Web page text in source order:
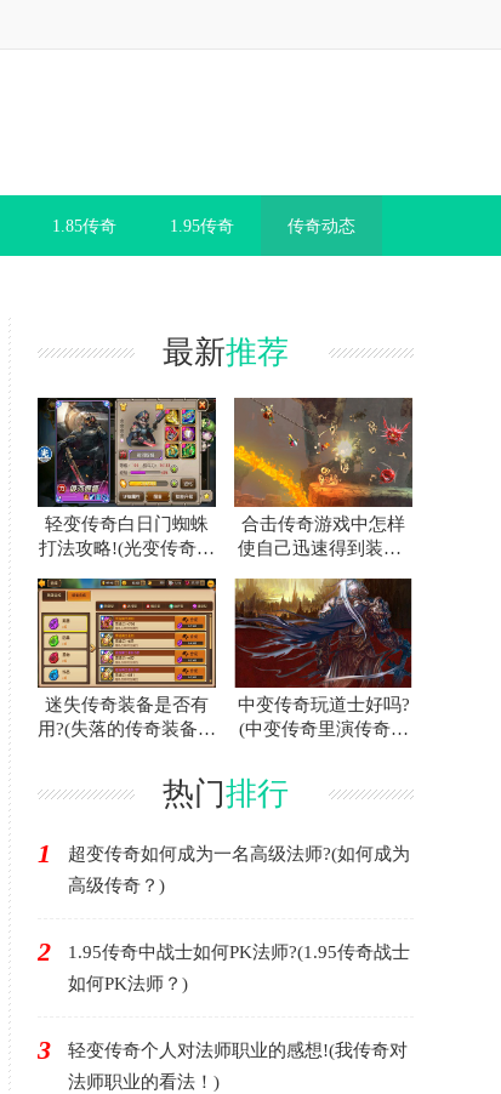
1.85传奇 1.95传奇 传奇动态
最新推荐
轻变传奇白日门蜘蛛
打法攻略!(光变传奇白
合击传奇游戏中怎样
使自己迅速得到装备?
如何快速获得装备？)
迷失传奇装备是否有
用?(失落的传奇装备有
中变传奇玩道士好吗?
(中变传奇里演传奇好
热门排行
1
超变传奇如何成为一名高级法师?(如何成为
高级传奇？)
2
1.95传奇中战士如何PK法师?(1.95传奇战士
如何PK法师？)
3
轻变传奇个人对法师职业的感想!(我传奇对
法师职业的看法！)